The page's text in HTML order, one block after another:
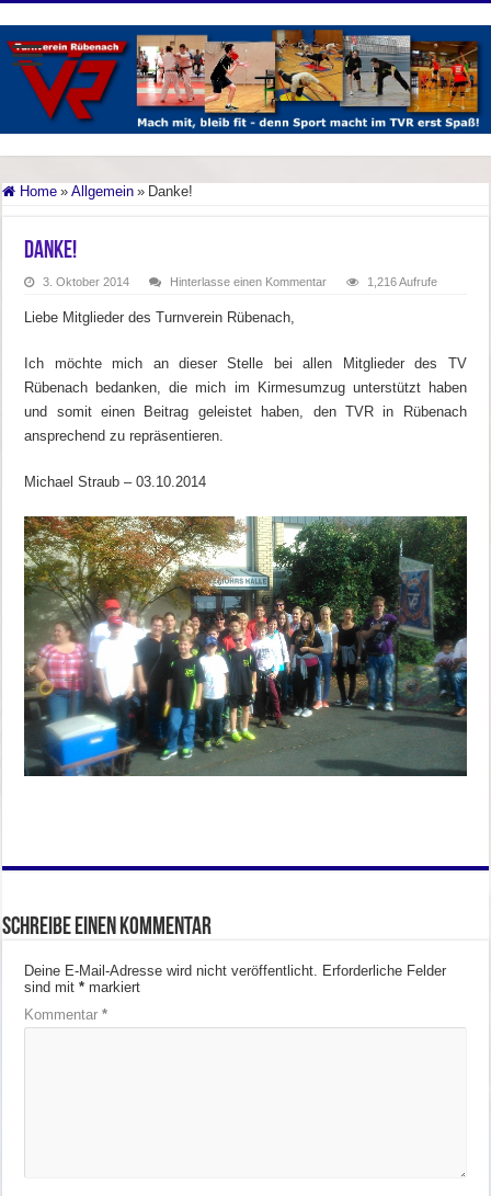
Home » Allgemein » Danke!
Danke!
3. Oktober 2014 Hinterlasse einen Kommentar 1,216 Aufrufe
Liebe Mitglieder des Turnverein Rübenach,
Ich möchte mich an dieser Stelle bei allen Mitglieder des TV
Rübenach bedanken, die mich im Kirmesumzug unterstützt haben
und somit einen Beitrag geleistet haben, den TVR in Rübenach
ansprechend zu repräsentieren.
Michael Straub – 03.10.2014
Schreibe einen Kommentar
Deine E-Mail-Adresse wird nicht veröffentlicht. Erforderliche Felder
sind mit* markiert
Kommentar*